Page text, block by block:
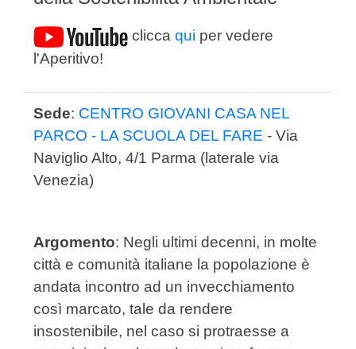
clicca qui per vedere
l'Aperitivo!
Sede: CENTRO GIOVANI CASA NEL
PARCO - LA SCUOLA DEL FARE - Via
Naviglio Alto, 4/1 Parma (laterale via
Venezia)
Argomento: Negli ultimi decenni, in molte
città e comunità italiane la popolazione è
andata incontro ad un invecchiamento
così marcato, tale da rendere
insostenibile, nel caso si protraesse a